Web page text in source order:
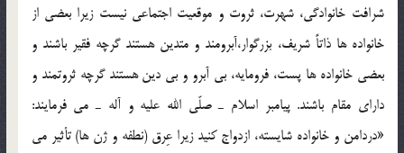
شرافت خانوادگي، شهرت، ثروت و موقعيت اجتماعي نيست زيرا بعضي از
خانواده ها ذاتاً شريف، بزرگوار،آبرومند و متدين هستند گرچه فقير باشند و
بعضي خانواده ها پست، فرومايه، بي آبرو و بي دين هستند گرچه ثروتمند و
داراي مقام باشند. پيامبر اسلام ـ صلّي الله عليه و آله ـ مي فرمايند:
«دردامن و خانواده شايسته، ازدواج كنيد زيرا عِرق (نطفه و ژن ها) تأثير مي